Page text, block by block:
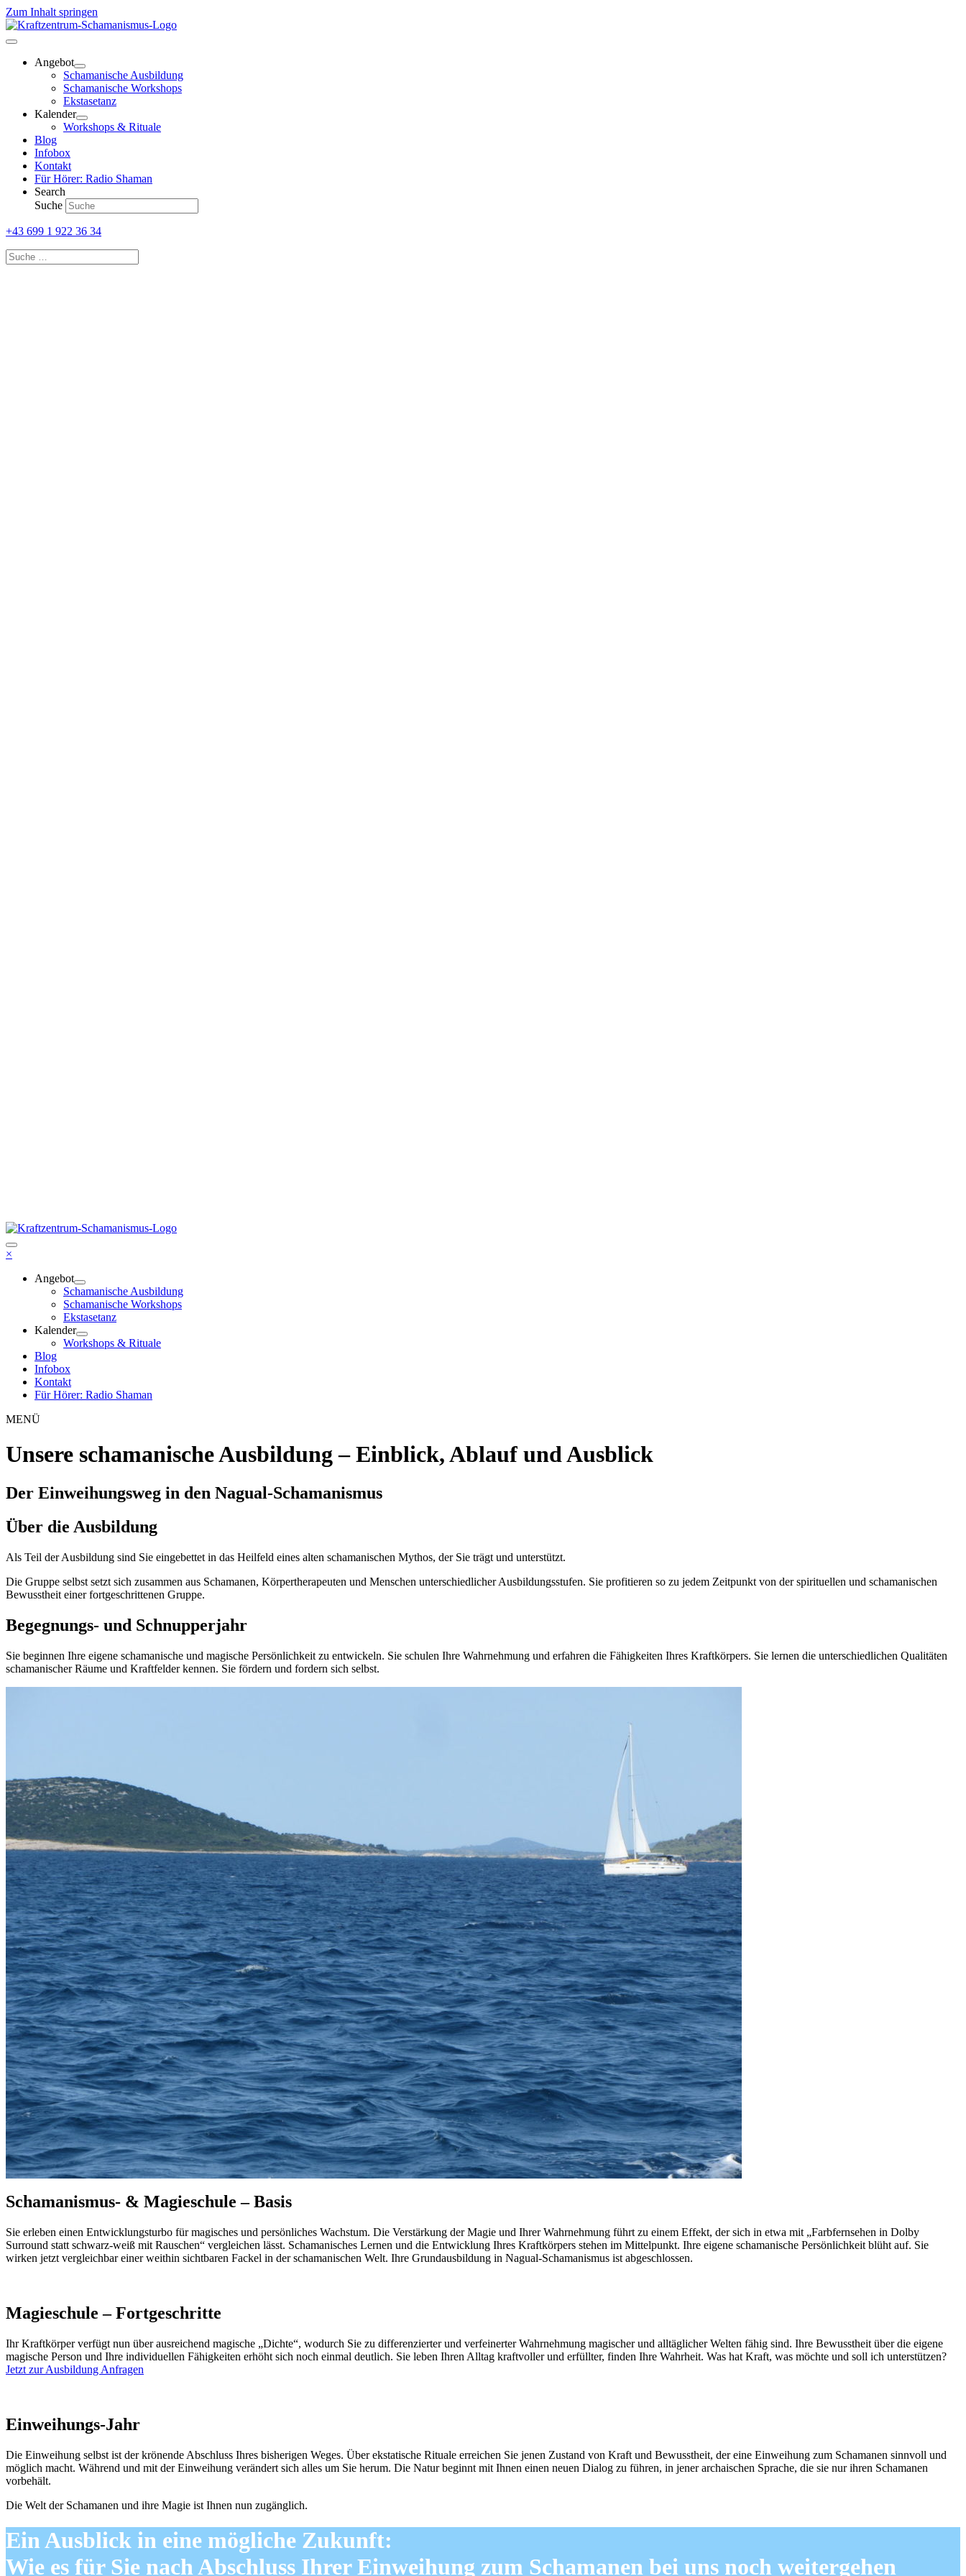
Zum Inhalt springen
Angebot
Schamanische Ausbildung
Schamanische Workshops
Ekstasetanz
Kalender
Workshops & Rituale
Blog
Infobox
Kontakt
Für Hörer: Radio Shaman
Search
Suche
+43 699 1 922 36 34
×
Angebot
Schamanische Ausbildung
Schamanische Workshops
Ekstasetanz
Kalender
Workshops & Rituale
Blog
Infobox
Kontakt
Für Hörer: Radio Shaman
MENÜ
Unsere schamanische Ausbildung – Einblick, Ablauf und Ausblick
Der Einweihungsweg in den Nagual-Schamanismus
Über die Ausbildung
Als Teil der Ausbildung sind Sie eingebettet in das Heilfeld eines alten schamanischen Mythos, der Sie trägt und unterstützt.
Die Gruppe selbst setzt sich zusammen aus Schamanen, Körpertherapeuten und Menschen unterschiedlicher Ausbildungsstufen. Sie profitieren so zu jedem Zeitpunkt von der spirituellen und schamanischen
Bewusstheit einer fortgeschrittenen Gruppe.
Begegnungs- und Schnupperjahr
Sie beginnen Ihre eigene schamanische und magische Persönlichkeit zu entwickeln. Sie schulen Ihre Wahrnehmung und erfahren die Fähigkeiten Ihres Kraftkörpers. Sie lernen die unterschiedlichen Qualitäten
schamanischer Räume und Kraftfelder kennen. Sie fördern und fordern sich selbst.
Schamanismus- & Magieschule – Basis
Sie erleben einen Entwicklungsturbo für magisches und persönliches Wachstum. Die Verstärkung der Magie und Ihrer Wahrnehmung führt zu einem Effekt, der sich in etwa mit „Farbfernsehen in Dolby
Surround statt schwarz-weiß mit Rauschen“ vergleichen lässt. Schamanisches Lernen und die Entwicklung Ihres Kraftkörpers stehen im Mittelpunkt. Ihre eigene schamanische Persönlichkeit blüht auf. Sie
wirken jetzt vergleichbar einer weithin sichtbaren Fackel in der schamanischen Welt. Ihre Grundausbildung in Nagual-Schamanismus ist abgeschlossen.
Magieschule – Fortgeschritte
Ihr Kraftkörper verfügt nun über ausreichend magische „Dichte“, wodurch Sie zu differenzierter und verfeinerter Wahrnehmung magischer und alltäglicher Welten fähig sind. Ihre Bewusstheit über die eigene
magische Person und Ihre individuellen Fähigkeiten erhöht sich noch einmal deutlich. Sie leben Ihren Alltag kraftvoller und erfüllter, finden Ihre Wahrheit. Was hat Kraft, was möchte und soll ich unterstützen?
Jetzt zur Ausbildung Anfragen
Einweihungs-Jahr
Die Einweihung selbst ist der krönende Abschluss Ihres bisherigen Weges. Über ekstatische Rituale erreichen Sie jenen Zustand von Kraft und Bewusstheit, der eine Einweihung zum Schamanen sinnvoll und
möglich macht. Während und mit der Einweihung verändert sich alles um Sie herum. Die Natur beginnt mit Ihnen einen neuen Dialog zu führen, in jener archaischen Sprache, die sie nur ihren Schamanen
vorbehält.
Die Welt der Schamanen und ihre Magie ist Ihnen nun zugänglich.
Ein Ausblick in eine mögliche Zukunft:
Wie es für Sie nach Abschluss Ihrer Einweihung zum Schamanen bei uns noch weitergehen